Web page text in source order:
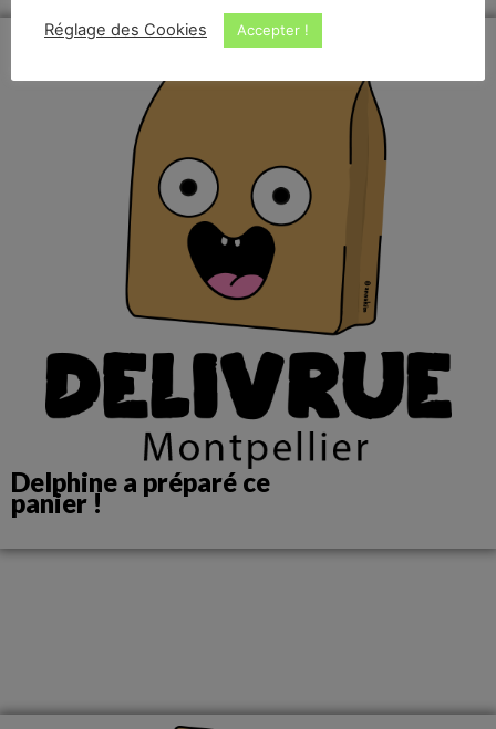
Delphine a préparé ce
panier !
Réglage des Cookies Accepter !